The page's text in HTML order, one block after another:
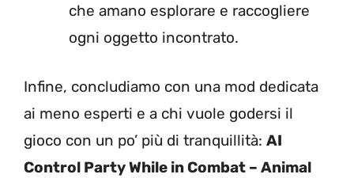
che amano esplorare e raccogliere
ogni oggetto incontrato.
Infine, concludiamo con una mod dedicata
ai meno esperti e a chi vuole godersi il
gioco con un po’ più di tranquillità: AI
Control Party While in Combat – Animal